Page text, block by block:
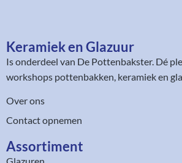
Keramiek en Glazuur​
Is onderdeel van De Pottenbakster. Dé
workshops pottenbakken, keramiek en
Over ons
Contact opnemen
Assortiment​